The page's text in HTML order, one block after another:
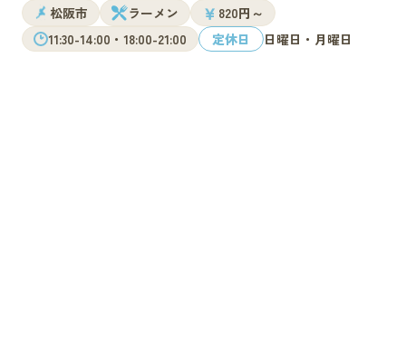
松阪市 ラーメン ￥ 820円～
11:30-14:00・18:00-21:00
定休日 日曜日・月曜日